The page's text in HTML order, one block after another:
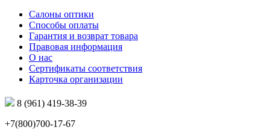
Салоны оптики
Способы оплаты
Гарантия и возврат товара
Правовая информация
О нас
Сертификаты соответствия
Карточка организации
8 (961) 419-38-39
+7(800)700-17-67